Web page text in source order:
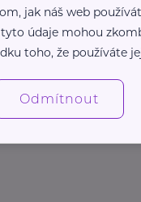
jak náš web
údaje mohou
toho, že používáte
Odmítnout